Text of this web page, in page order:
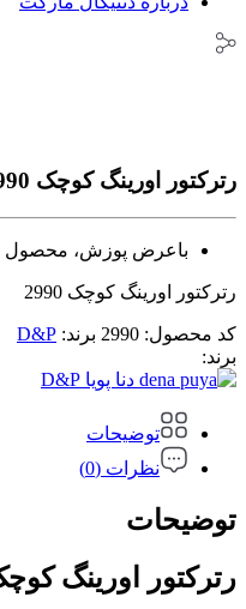
رترکتور اورینگ کوچک 2990
باعرض پوزش،
رترکتور اورینگ کوچک 2990
کد محصول: 2990 برند: D&P
برند:
D&P
توضیحات
نظرات (0)
توضیحات
رترکتور اورینگ کوچک